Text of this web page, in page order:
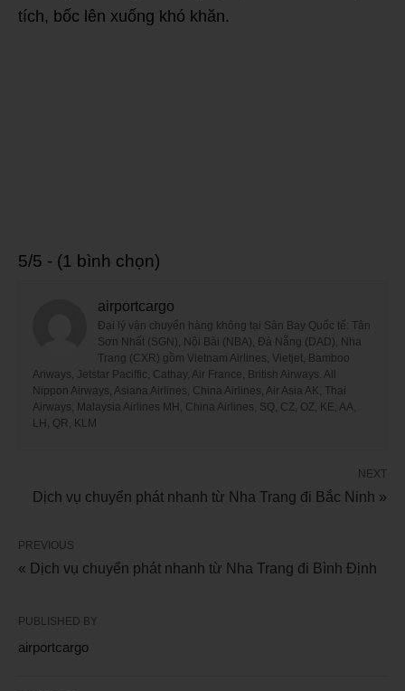
tích, bốc lên xuống khó khăn.
5/5 - (1 bình chọn)
airportcargo
Đại lý vận chuyển hàng không tại Sân Bay Quốc tế: Tân
Sơn Nhất (SGN), Nội Bài (NBA), Đà Nẵng (DAD), Nha
Trang (CXR) gồm Vietnam Airlines, Vietjet, Bamboo
Ariways, Jetstar Paciffic, Cathay, Air France, British Airways. All
Nippon Airways, Asiana Airlines, China Airlines, Air Asia AK, Thai
Airways, Malaysia Airlines MH, China Airlines, SQ, CZ, OZ, KE, AA,
LH, QR, KLM
NEXT
Dịch vụ chuyển phát nhanh từ Nha Trang đi Bắc Ninh »
PREVIOUS
« Dịch vụ chuyển phát nhanh từ Nha Trang đi Bình Định
PUBLISHED BY
airportcargo